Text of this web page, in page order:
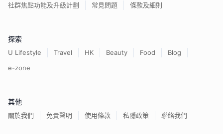
社群焦點功能及升級計劃
常見問題 條款及細則
探索
U Lifestyle Travel HK Beauty Food
Blog
e-zone
其他
關於我們 免責聲明 使用條款 私隱政策 聯絡我們